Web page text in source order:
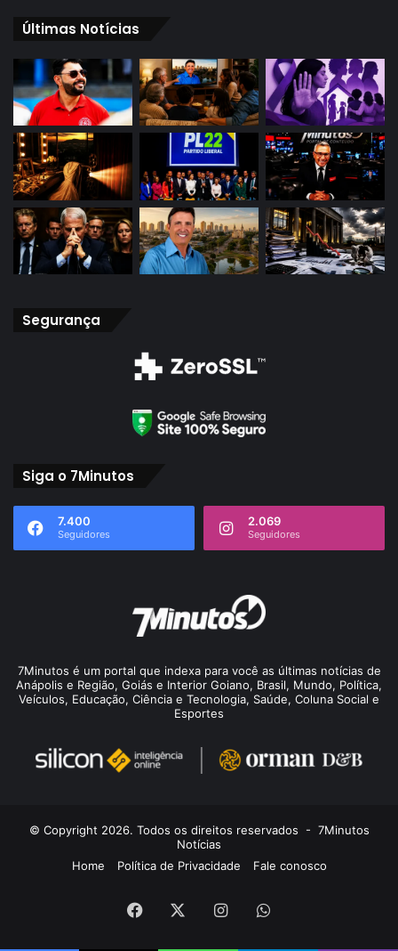
Últimas Notícias
Segurança
Siga o 7Minutos
7.400
Seguidores
2.069
Seguidores
7Minutos é um portal que indexa para você as últimas notícias de
Anápolis e Região, Goiás e Interior Goiano, Brasil, Mundo, Política,
Veículos, Educação, Ciência e Tecnologia, Saúde, Coluna Social e
Esportes
© Copyright 2026. Todos os direitos reservados - 7Minutos
Notícias
Home
Política de Privacidade Fale conosco
Facebook InstagramWhatsApp